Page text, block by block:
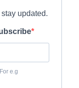
updated.
e.g